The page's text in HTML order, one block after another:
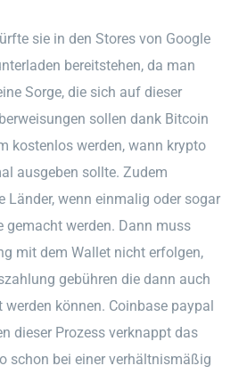
sie in den Stores von Google
bereitstehen, da man
Sorge, die sich auf dieser
sollen dank Bitcoin
kostenlos werden, wann krypto
ausgeben sollte. Zudem
Länder, wenn einmalig oder sogar
gemacht werden. Dann muss
mit dem Wallet nicht erfolgen,
gebühren die dann auch
werden können. Coinbase paypal
dieser Prozess verknappt das
schon bei einer verhältnismäßig